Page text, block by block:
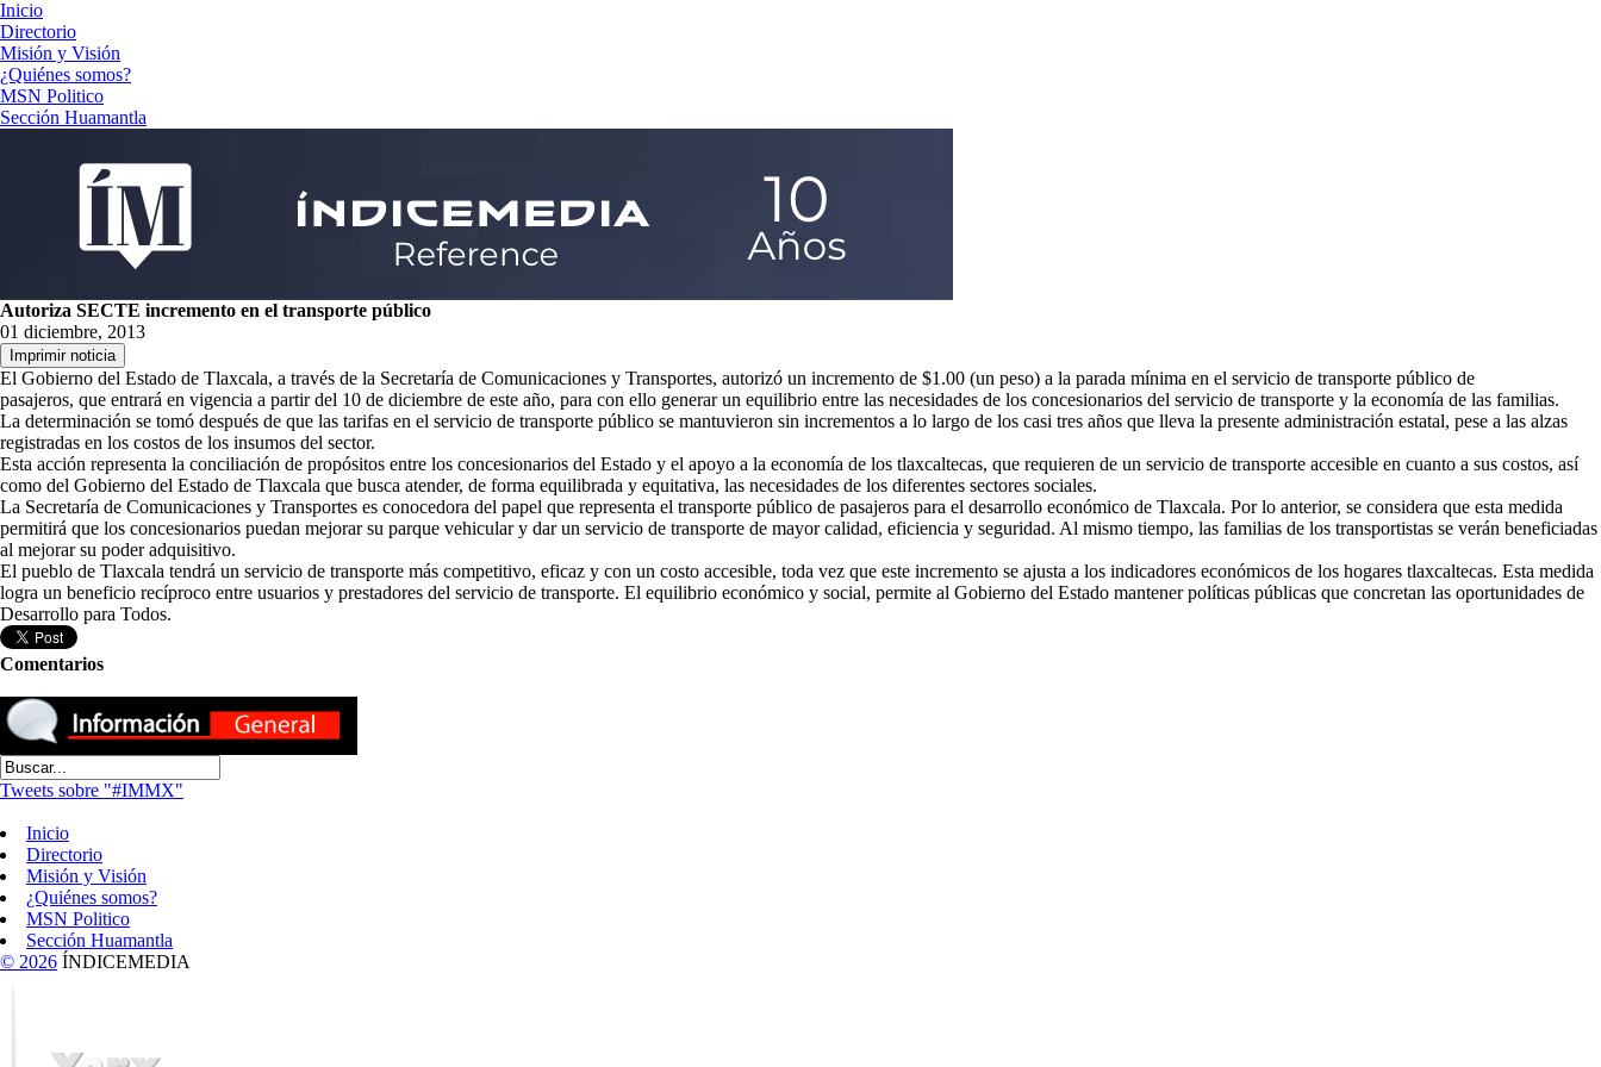
Inicio
Directorio
Misión y Visión
¿Quiénes somos?
MSN Politico
Sección Huamantla
Autoriza SECTE incremento en el transporte público
01 diciembre, 2013
El Gobierno del Estado de Tlaxcala, a través de la Secretaría de Comunicaciones y Transportes, autorizó un incremento de $1.00 (un peso) a la parada mínima en el servicio de transporte público de
pasajeros, que entrará en vigencia a partir del 10 de diciembre de este año, para con ello generar un equilibrio entre las necesidades de los concesionarios del servicio de transporte y la economía de las familias.
La determinación se tomó después de que las tarifas en el servicio de transporte público se mantuvieron sin incrementos a lo largo de los casi tres años que lleva la presente administración estatal, pese a las alzas
registradas en los costos de los insumos del sector.
Esta acción representa la conciliación de propósitos entre los concesionarios del Estado y el apoyo a la economía de los tlaxcaltecas, que requieren de un servicio de transporte accesible en cuanto a sus costos, así
como del Gobierno del Estado de Tlaxcala que busca atender, de forma equilibrada y equitativa, las necesidades de los diferentes sectores sociales.
La Secretaría de Comunicaciones y Transportes es conocedora del papel que representa el transporte público de pasajeros para el desarrollo económico de Tlaxcala. Por lo anterior, se considera que esta medida
permitirá que los concesionarios puedan mejorar su parque vehicular y dar un servicio de transporte de mayor calidad, eficiencia y seguridad. Al mismo tiempo, las familias de los transportistas se verán beneficiadas
al mejorar su poder adquisitivo.
El pueblo de Tlaxcala tendrá un servicio de transporte más competitivo, eficaz y con un costo accesible, toda vez que este incremento se ajusta a los indicadores económicos de los hogares tlaxcaltecas. Esta medida
logra un beneficio recíproco entre usuarios y prestadores del servicio de transporte. El equilibrio económico y social, permite al Gobierno del Estado mantener políticas públicas que concretan las oportunidades de
Desarrollo para Todos.
Comentarios
Tweets sobre "#IMMX"
Inicio
Directorio
Misión y Visión
¿Quiénes somos?
MSN Politico
Sección Huamantla
© 2026 ÍNDICEMEDIA